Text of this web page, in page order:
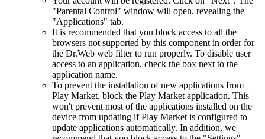
"Parental Control" window will open, revealing the
"Applications" tab.
It is recommended that you block access to all the
browsers not supported by this component in order for
the Dr.Web web filter to run properly. To disable user
access to an application, check the box next to the
application name.
To prevent the installation of new applications from
Play Market, block the Play Market application. This
won't prevent most of the applications installed on the
device from updating if Play Market is configured to
update applications automatically. In addition, we